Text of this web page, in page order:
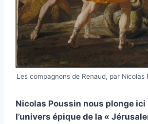
Les compagnons de Renaud, par Nicolas
Nicolas Poussin nous plonge ici
l’univers épique de la «